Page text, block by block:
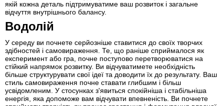
якій кожна деталь підтримуватиме ваш розвиток і загальне
відчуття внутрішнього балансу.
Водолій
У середу ви почнете серйозніше ставитися до своїх творчих
здібностей і самовираження. Те, що раніше сприймалося як
експеримент або гра, почне поступово перетворюватися на
стійкий напрямок розвитку. Ви відчуватимете необхідність
більше структурувати свої ідеї та доводити їх до результату. Ваш
стиль самовираження почне ставати глибшим і більш
усвідомленим. У стосунках з'явиться спокійніша і стабільніша
енергія, яка допоможе вам відчувати впевненість. Ви почнете